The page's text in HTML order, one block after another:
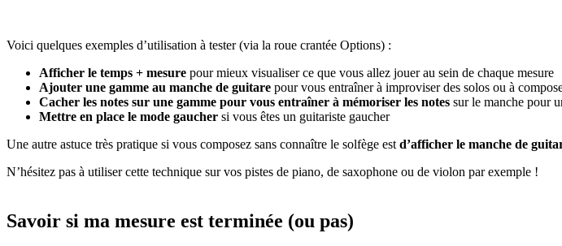
Voici quelques exemples d’utilisation à tester (via la roue crantée Options) :
Afficher le temps + mesure pour mieux visualiser ce que vous allez jouer au sein de chaque mesure
Ajouter une gamme au manche de guitare pour vous entraîner à improviser des solos ou à
Cacher les notes sur une gamme pour vous entraîner à mémoriser les notes sur le manche pour
Mettre en place le mode gaucher si vous êtes un guitariste gaucher
Une autre astuce très pratique si vous composez sans connaître le solfège est d’afficher le manche de
N’hésitez pas à utiliser cette technique sur vos pistes de piano, de saxophone ou de violon par exemple !
Savoir si ma mesure est terminée (ou pas)